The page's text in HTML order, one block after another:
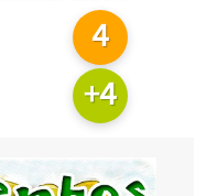
4
+4